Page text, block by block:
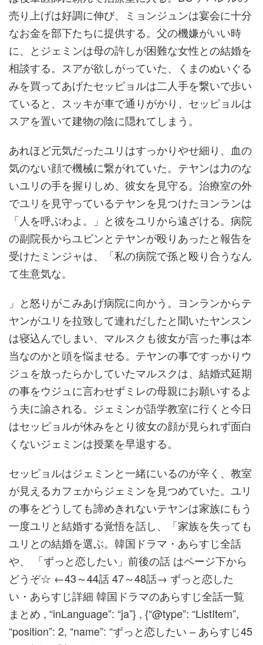
売り上げは好調に伸び、ミョンジュンは宴会に十分
なお金を部下たちに提供する。父の機嫌がいい時
に、とジェミンは母の許しが困難な女性との結婚を
相談する。スアが欲しがっていた、くまのぬいぐる
みを買ってあげたセッピョルは二人手を繋いで歩い
ていると、スッキが車で通りがかり、セッピョルは
スアを置いて建物の陰に隠れてしまう。
あれほど元気だったユリはすっかりやせ細り、血の
気のない顔で機械に繋がれていた。テヤンは力のな
いユリの手を握りしめ、彼女を見守る。治療室の外
でユリを見守っているテヤンを見つけたヨンランは
「人を呼ぶわよ。」と彼をユリから遠ざける。病院
の副院長からユビンとテヤンが殴りあったと報告を
受けたミンジャは、「私の病院で孫と殴り合うなん
て生意気な。
」と怒りがこみあげ病院に向かう。ヨンランからテ
ヤンがユリを拉致して連れだしたと聞いたヤンスン
は寝込んでしまい、マルスクも彼女が言った事は本
当なのかと頭を悩ませる。テヤンの事ですっかりウ
ジュを放ったらかしていたマルスクは、結婚式延期
の事をウジュに言わせずミレの母親にお願いするよ
う夫に諭される。ジェミンが語学教室に行くと今日
はセッピョルが休みをとり彼女の顔が見られず面白
くないジェミンは授業を早退する。
セッピョルはジェミンと一緒にいるのが辛く、教室
が見えるカフェからジェミンを見つめていた。ユリ
の事をどうしても諦めきれないテヤンは家族にもう
一度ユリと結婚する覚悟を話し、「家族を失っても
ユリとの結婚を選ぶ。韓国ドラマ・あらすじ全話
や、 「ずっと恋したい」前後の話 はページ下から
どうぞ☆ ←43～44話 47～48話→ ずっと恋した
い・あらすじ詳細 韓国ドラマのあらすじ全話一覧
まとめ , “inLanguage”: “ja”} , {“@type”: “ListItem”,
“position”: 2, “name”: “ずっと恋したい – あらすじ45